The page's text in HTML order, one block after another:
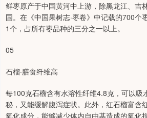
鲜枣原产于中国黄河中上游，除黑龙江、吉
国。在《中国果树志·枣卷》中记载的700个
1个，占所有枣品种的三分之一以上。
05
石榴·膳食纤维高
每100克石榴含有水溶性纤维4.8克，可以吸
秘，又能缓解腹泻症状。此外，红石榴富含
氧化成分，能够减少体内自由基造成的氧化